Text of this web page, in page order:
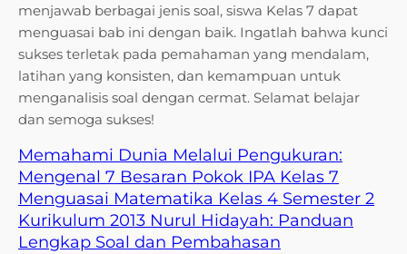
menjawab berbagai jenis soal, siswa Kelas 7 dapat
menguasai bab ini dengan baik. Ingatlah bahwa kunci
sukses terletak pada pemahaman yang mendalam,
latihan yang konsisten, dan kemampuan untuk
menganalisis soal dengan cermat. Selamat belajar
dan semoga sukses!
Memahami Dunia Melalui Pengukuran:
Mengenal 7 Besaran Pokok IPA Kelas 7
Menguasai Matematika Kelas 4 Semester 2
Kurikulum 2013 Nurul Hidayah: Panduan
Lengkap Soal dan Pembahasan